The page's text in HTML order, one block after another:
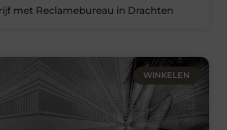
met Reclamebureau in Drachten
WINKELEN